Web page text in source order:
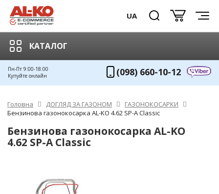
UA
КАТАЛОГ
Пн-Пт 9:00-18:00
Купуйте онлайн
(098) 660-10-12
Головна ДОГЛЯД ЗА ГАЗОНОМ
ГАЗОНОКОСАРКИ
Бензинова газонокосарка AL-KO 4.62 SP-A Classic
Бензинова газонокосарка AL-KO
4.62 SP-A Classic